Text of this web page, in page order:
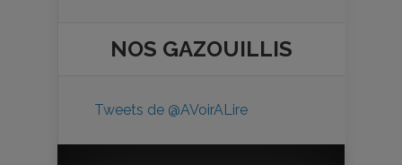
NOS GAZOUILLIS
Tweets de @AVoirALire